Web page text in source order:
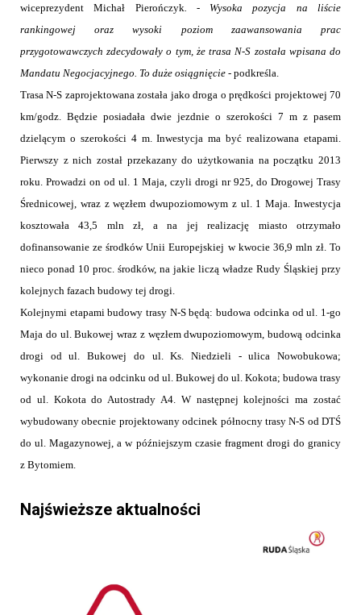
wiceprezydent Michał Pierończyk. - Wysoka pozycja na liście
rankingowej oraz wysoki poziom zaawansowania prac
przygotowawczych zdecydowały o tym, że trasa N-S została wpisana do
Mandatu Negocjacyjnego. To duże osiągnięcie - podkreśla.
Trasa N-S zaprojektowana została jako droga o prędkości projektowej 70
km/godz. Będzie posiadała dwie jezdnie o szerokości 7 m z pasem
dzielącym o szerokości 4 m. Inwestycja ma być realizowana etapami.
Pierwszy z nich został przekazany do użytkowania na początku 2013
roku. Prowadzi on od ul. 1 Maja, czyli drogi nr 925, do Drogowej Trasy
Średnicowej, wraz z węzłem dwupoziomowym z ul. 1 Maja. Inwestycja
kosztowała 43,5 mln zł, a na jej realizację miasto otrzymało
dofinansowanie ze środków Unii Europejskiej w kwocie 36,9 mln zł. To
nieco ponad 10 proc. środków, na jakie liczą władze Rudy Śląskiej przy
kolejnych fazach budowy tej drogi.
Kolejnymi etapami budowy trasy N-S będą: budowa odcinka od ul. 1-go
Maja do ul. Bukowej wraz z węzłem dwupoziomowym, budową odcinka
drogi od ul. Bukowej do ul. Ks. Niedzieli - ulica Nowobukowa;
wykonanie drogi na odcinku od ul. Bukowej do ul. Kokota; budowa trasy
od ul. Kokota do Autostrady A4. W następnej kolejności ma zostać
wybudowany obecnie projektowany odcinek północny trasy N-S od DTŚ
do ul. Magazynowej, a w późniejszym czasie fragment drogi do granicy
z Bytomiem.
Najświeższe aktualności